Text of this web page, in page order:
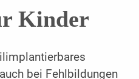
Kinder
bei Fehlbildungen